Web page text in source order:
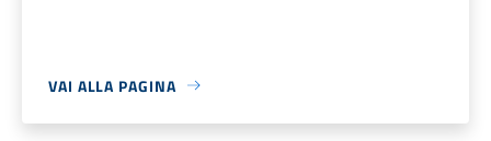
VAI ALLA PAGINA